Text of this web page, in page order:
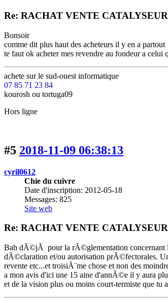
Re: RACHAT VENTE
Bonsoir
comme dit plus haut des acheteurs il y en a partout
te faut ok acheter mes revendre au fondeur a
achete sur le sud-ouest informatique
07 85 71 23 84
kourosh ou tortuga09
Hors ligne
#5 2018-11-09 06:38:13
cyril0612
Chie du cuivre
Date d'inscription: 2012-05-18
Messages: 825
Site web
Re: RACHAT VENTE
Bah dÃ©jÃ pour la rÃ©glementation concernant
dÃ©claration et/ou autorisation prÃ©fectorales.
revente etc...et troisiÃ¨me chose et non des
a mon avis d'ici une 15 aine d'annÃ©e il y aura
et de la vision plus ou moins court-termiste que tu